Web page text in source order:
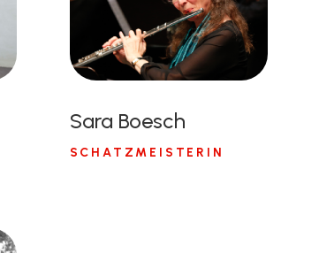
Sara Boesch
SCHATZMEISTERIN